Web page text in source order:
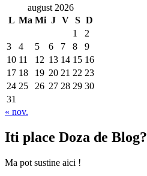
august 2026
L Ma Mi J V S D
1
2
3
4 5 6 7 8
9
10 11 12 13 14 15 16
17 18 19 20 21 22 23
24 25 26 27 28 29 30
31
« nov.
Iti place Doza de Blog?
Ma pot sustine aici !